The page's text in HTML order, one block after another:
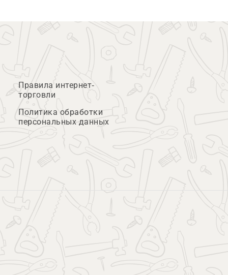
Правила интернет-
торговли
Политика обработки
персональных данных